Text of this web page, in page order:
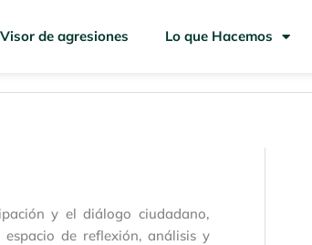
Visor de agresiones Lo que Hacemos
y el diálogo ciudadano,
de reflexión, análisis y